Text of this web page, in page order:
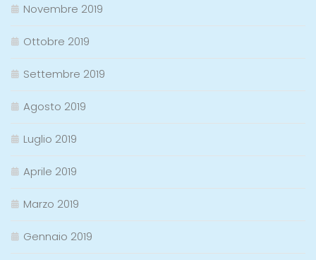
Novembre 2019
Ottobre 2019
Settembre 2019
Agosto 2019
Luglio 2019
Aprile 2019
Marzo 2019
Gennaio 2019